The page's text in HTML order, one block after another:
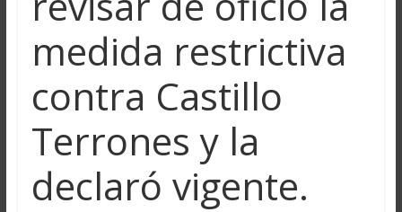
medida restrictiva
contra Castillo
Terrones y la
declaró vigente.